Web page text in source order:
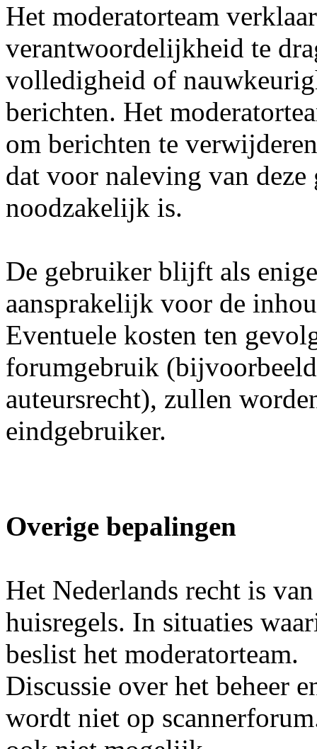
Het moderatorteam
verantwoordelijkheid te
volledigheid of
berichten. Het
om berichten te
dat voor naleving van
noodzakelijk is.
De gebruiker blijft als
aansprakelijk voor de
Eventuele kosten ten
forumgebruik
auteursrecht), zullen
eindgebruiker.
Overige bepalingen
Het Nederlands recht is
huisregels. In situaties
beslist het moderatorteam.
Discussie over het beheer
wordt niet op